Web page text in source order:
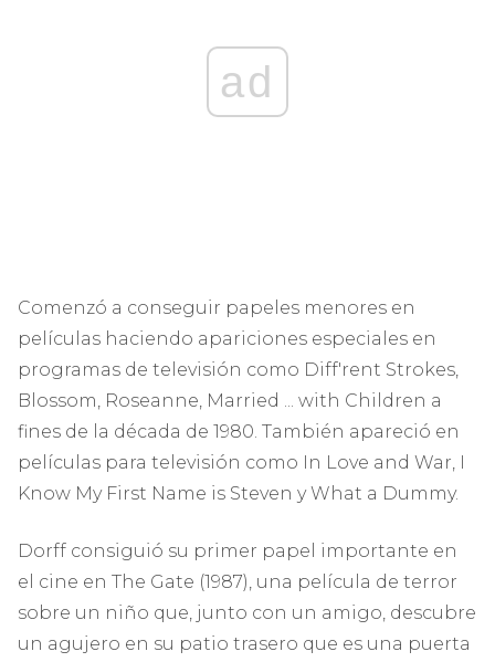
ad
Comenzó a conseguir papeles menores en
películas haciendo apariciones especiales en
programas de televisión como Diff'rent Strokes,
Blossom, Roseanne, Married ... with Children a
fines de la década de 1980. También apareció en
películas para televisión como In Love and War, I
Know My First Name is Steven y What a Dummy.
Dorff consiguió su primer papel importante en
el cine en The Gate (1987), una película de terror
sobre un niño que, junto con un amigo, descubre
un agujero en su patio trasero que es una puerta